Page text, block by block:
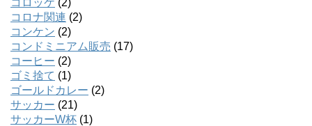
コロナ関連 (2)
コンケン (2)
コンドミニアム販売 (17)
コーヒー (2)
ゴミ捨て (1)
ゴールドカレー (2)
サッカー (21)
サッカーW杯 (1)